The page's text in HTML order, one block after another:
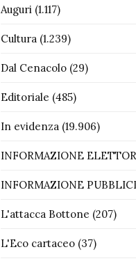
Auguri(1.117)
Cultura(1.239)
Dal Cenacolo(29)
Editoriale (485)
In evidenza(19.906)
INFORMAZIONE
INFORMAZIONE
L'attacca Bottone (207)
L'Eco cartaceo(37)